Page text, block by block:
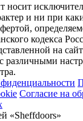
носит
и ни при
кодекса
на
с различными
Согласие на
«Sheffdoors»